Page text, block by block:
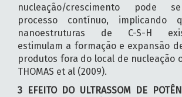
nucleação/crescimento pode
processo contínuo, implicando
nanoestruturas de C-S-H
estimulam a formação e expansão
produtos fora do local de nucleação
THOMAS et al (2009).
3 EFEITO DO ULTRASSOM DE